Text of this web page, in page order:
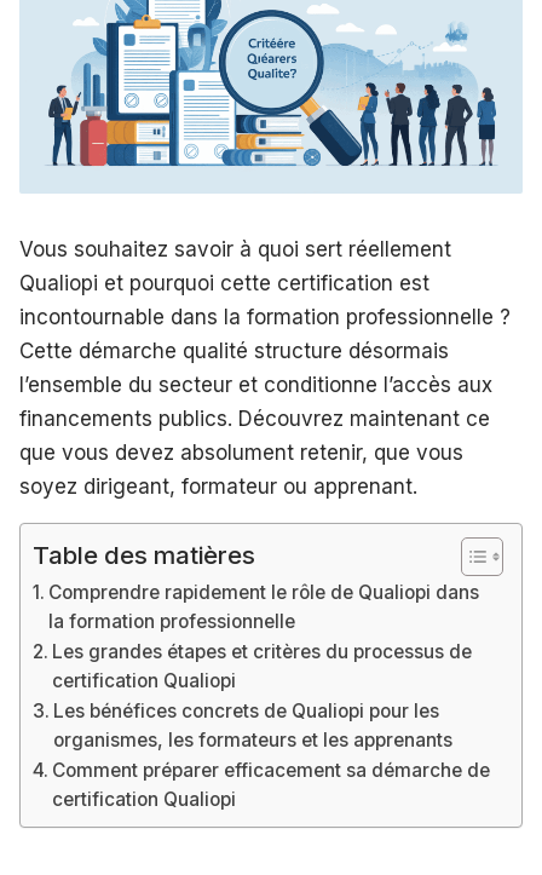
Vous souhaitez savoir à quoi sert réellement
Qualiopi et pourquoi cette certification est
incontournable dans la formation professionnelle ?
Cette démarche qualité structure désormais
l’ensemble du secteur et conditionne l’accès aux
financements publics. Découvrez maintenant ce
que vous devez absolument retenir, que vous
soyez dirigeant, formateur ou apprenant.
Table des matières
Comprendre rapidement le rôle de Qualiopi dans
la formation professionnelle
Les grandes étapes et critères du processus de
certification Qualiopi
Les bénéfices concrets de Qualiopi pour les
organismes, les formateurs et les apprenants
Comment préparer efficacement sa démarche de
certification Qualiopi